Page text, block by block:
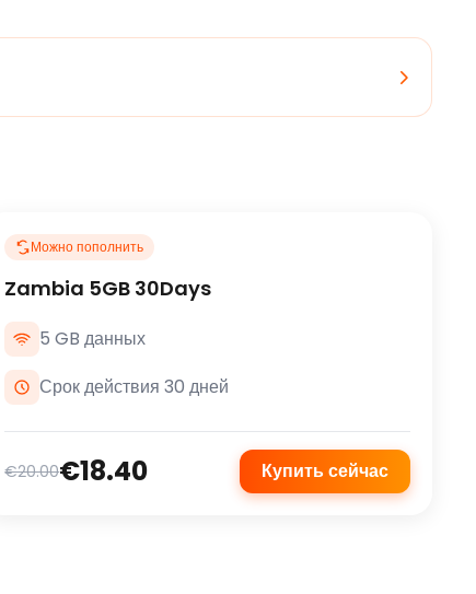
Можно пополнить
Zambia 5GB 30Days
5 GB данных
Срок действия 30 дней
€20.00€18.40 Купить сейчас